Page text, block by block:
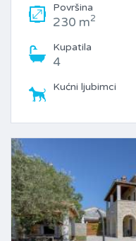
Površina
230 m2
Kupatila
4
Kućni ljubimci